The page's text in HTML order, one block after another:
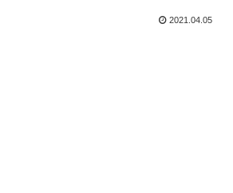
2021.04.05